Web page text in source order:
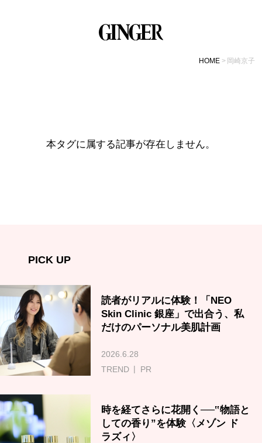
HOME 岡崎京子
本タグに属する記事が存在しません。
PICK UP
読者がリアルに体験！「NEO
Skin Clinic 銀座」で出合う、私
だけのパーソナル美肌計画
2026.6.28
TREND
PR
時を経てさらに花開く──‟物語と
しての香り”を体験〈メゾン ド
ラズィ〉